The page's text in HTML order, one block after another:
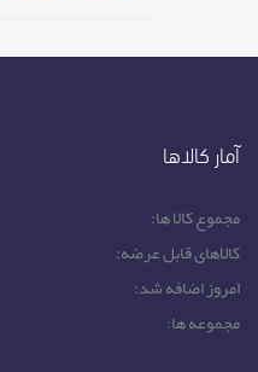
آمار کالاها
مجموع کالا ها:
کالاهای قابل عرضه:
امروز اضافه شد:
مجموعه ها: